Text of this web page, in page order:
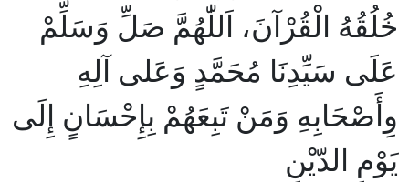
خُلُقُهُ الْقُرْآنَ، اَللّٰهُمَّ صَلِّ وَسَلِّمْ
عَلَى سَيِّدِنَا مُحَمَّدٍ وَعَلى آلِهِ
وِأَصْحَابِهِ وَمَنْ تَبِعَهُمْ بِإِحْسَانٍ إِلَى
يَوْمِ الدّيْنِ